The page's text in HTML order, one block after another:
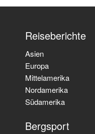
Reiseberichte
Asien
Europa
Mittelamerika
Nordamerika
Südamerika
Bergsport